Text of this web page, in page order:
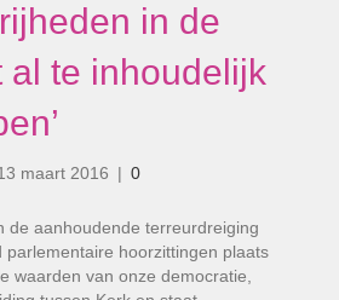
in de
al te inhoudelijk
maart 2016 | 0
de aanhoudende terreurdreiging
parlementaire hoorzittingen plaats
waarden van onze democratie,